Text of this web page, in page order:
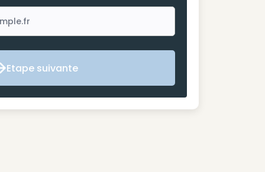
Etape suivante
Etape suivante